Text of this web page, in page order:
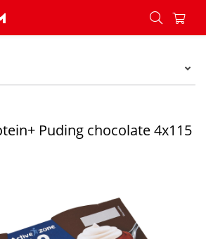
Zone Protein+ Puding chocolate 4x115 g -
Puding chocolate 4x115